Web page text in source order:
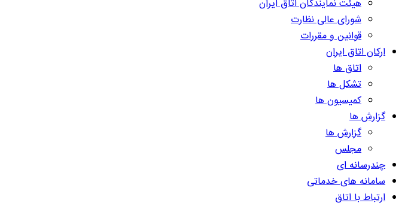
هیئت نمایندگان اتاق ایران
شورای عالی نظارت
قوانین و مقررات
ارکان اتاق ایران
اتاق ها
تشکل ها
کمیسیون ها
گزارش ها
گزارش ها
مجلس
چندرسانه ای
سامانه های خدماتی
ارتباط با اتاق